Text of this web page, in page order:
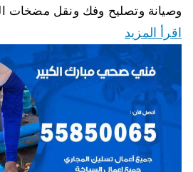
وصيانة وتصليح وفك ونقل مضخات
اقرأ المزيد